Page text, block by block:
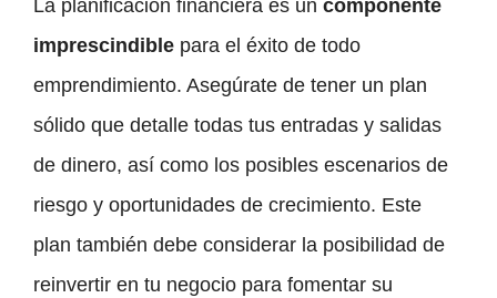
La planificación financiera es un componente
imprescindible para el éxito de todo
emprendimiento. Asegúrate de tener un plan
sólido que detalle todas tus entradas y salidas
de dinero, así como los posibles escenarios de
riesgo y oportunidades de crecimiento. Este
plan también debe considerar la posibilidad de
reinvertir en tu negocio para fomentar su